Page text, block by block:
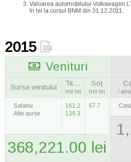
Valoarea automobilului Volkswagen
în lei la cursul BNM din 31.12.2011.
2015
Venituri
Sursa venitului Titulara
mii lei
Soţ
mii lei
Salariu
Alte surse
161.2
139.3
67.7
368,221.00 lei
/